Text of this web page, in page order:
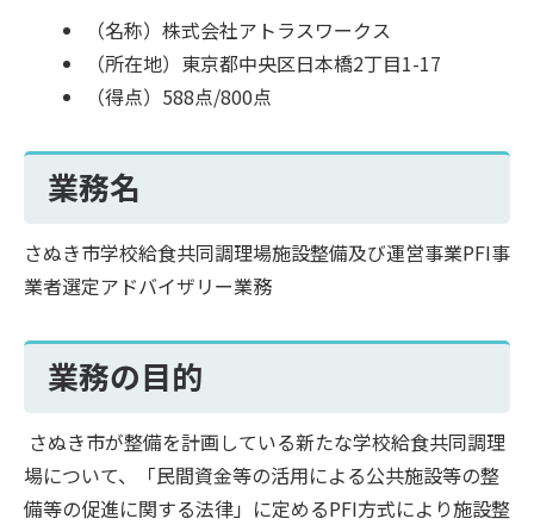
（名称）株式会社アトラスワークス
（所在地）東京都中央区日本橋2丁目1-17
（得点）588点/800点
業務名
さぬき市学校給食共同調理場施設整備及び運営事業PFI事
業者選定アドバイザリー業務
業務の目的
さぬき市が整備を計画している新たな学校給食共同調理
場について、「民間資金等の活用による公共施設等の整
備等の促進に関する法律」に定めるPFI方式により施設整